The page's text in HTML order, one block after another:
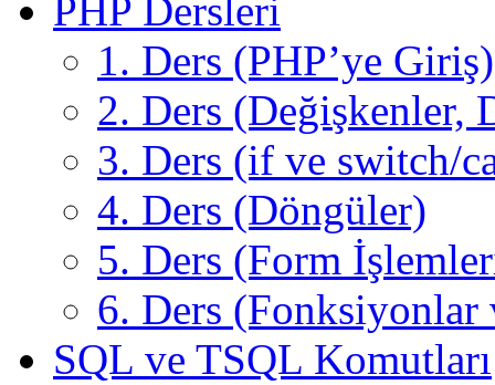
PHP Dersleri
1. Ders (PHP’ye Giriş)
2. Ders (Değişkenler,
3. Ders (if ve switch/
4. Ders (Döngüler)
5. Ders (Form
6. Ders (Fonksiyonlar
SQL ve TSQL Komutları